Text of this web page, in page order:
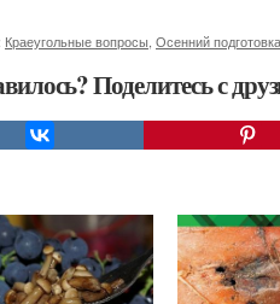
Краеугольные вопросы Осенний подготовка
Поделитесь с